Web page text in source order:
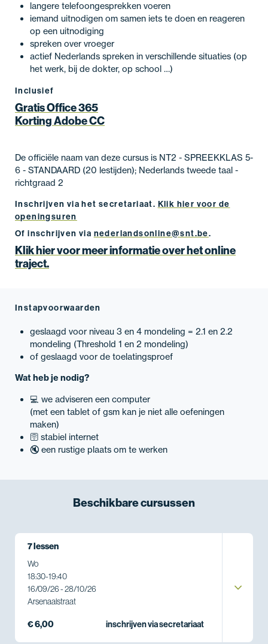
langere telefoongesprekken voeren
iemand uitnodigen om samen iets te doen en reageren
op een uitnodiging
spreken over vroeger
actief Nederlands spreken in verschillende situaties (op
het werk, bij de dokter, op school …)
Inclusief
Gratis Office 365
Korting Adobe CC
De officiële naam van deze cursus is NT2 - SPREEKKLAS 5-
6 - STANDAARD (20 lestijden); Nederlands tweede taal -
richtgraad 2
Inschrijven via het secretariaat. Klik hier voor de
openingsuren
Of inschrijven via nederlandsonline@snt.be.
Klik hier voor meer informatie over het online
traject.
Instapvoorwaarden
geslaagd voor niveau 3 en 4 mondeling = 2.1 en 2.2
mondeling (Threshold 1 en 2 mondeling)
of geslaagd voor de toelatingsproef
Wat heb je nodig?
💻 we adviseren een computer
(met een tablet of gsm kan je niet alle oefeningen
maken)
🛜 stabiel internet
🔇 een rustige plaats om te werken
Beschikbarecursussen
7 lessen
Wo
18:30-19:40
16/09/26 - 28/10/26
Arsenaalstraat
€ 6,00 inschrijven via secretariaat